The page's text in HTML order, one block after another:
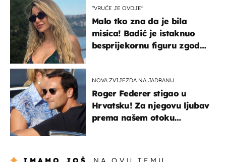
"VRUĆE JE OVDJE"
Malo tko zna da je bila
misica! Badić je istaknuo
besprijekornu figuru zgodne
NOVA ZVIJEZDA NA JADRANU
Roger Federer stigao u
Hrvatsku! Za njegovu ljubav
prema našem otoku